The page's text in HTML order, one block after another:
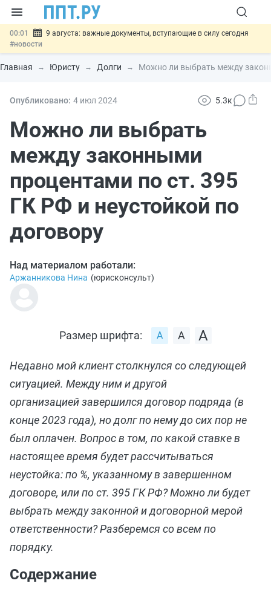
00:01
9 августа: важные документы, вступающие в силу сегодня
#новости
07.08 Подписан закон о блокировке продажи опасных товаров через
«Честный знак»#новости
07.08 Госпошлину за устранение ошибок в документах предлагают
07.08
Разработают единые критерии трудовых и ГПХ-
отношений #новости
Главная Юристу Долги Можно ли выбрать между
Опубликовано: 4 июл 2024 5.3к
Можно ли выбрать
между законными
процентами по ст. 395
ГК РФ и неустойкой по
договору
Над материалом работали:
Аржанникова Нина (юрисконсульт)
Размер шрифта:
Недавно мой клиент столкнулся со следующей
ситуацией. Между ним и другой
организацией завершился договор подряда (в
конце 2023 года), но долг по нему до сих пор не
был оплачен. Вопрос в том, по какой ставке в
настоящее время будет рассчитываться
неустойка: по %, указанному в завершенном
договоре, или по ст. 395 ГК РФ? Можно ли будет
выбрать между законной и договорной мерой
ответственности? Разберемся со всем по
порядку.
Содержание